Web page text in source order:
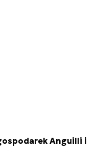
Anguilli i